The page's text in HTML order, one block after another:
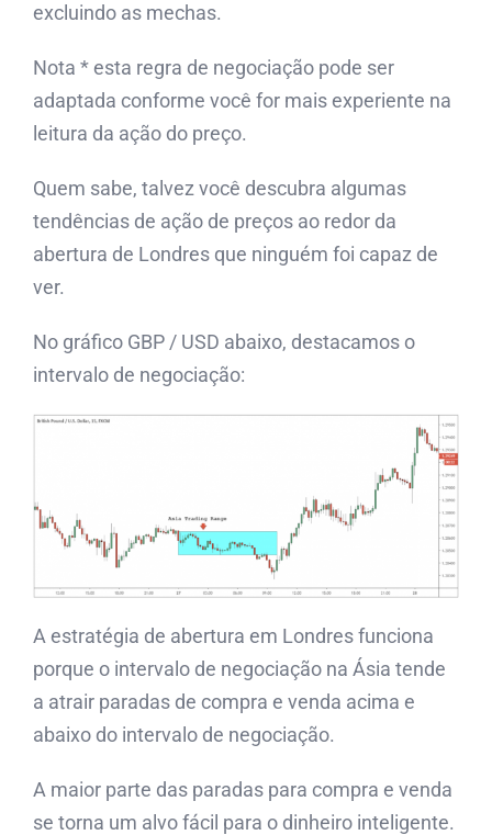
excluindo as mechas.
Nota * esta regra de negociação pode ser
adaptada conforme você for mais experiente na
leitura da ação do preço.
Quem sabe, talvez você descubra algumas
tendências de ação de preços ao redor da
abertura de Londres que ninguém foi capaz de
ver.
No gráfico GBP / USD abaixo, destacamos o
intervalo de negociação:
A estratégia de abertura em Londres funciona
porque o intervalo de negociação na Ásia tende
a atrair paradas de compra e venda acima e
abaixo do intervalo de negociação.
A maior parte das paradas para compra e venda
se torna um alvo fácil para o dinheiro inteligente.